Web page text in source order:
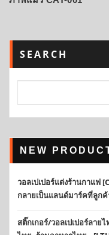
SEARCH
NEW
วอลเปเปอร์แต่งร้านกาแฟ
กลายเป็นแลนด์มาร์คที่ลูก
สติ๊กเกอร์/วอลเปเปอร์ลาย